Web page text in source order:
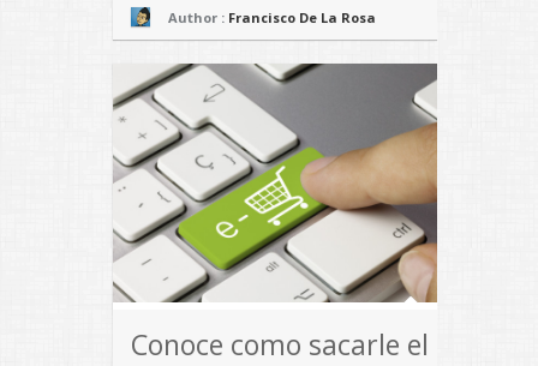
Author : Francisco De La Rosa
Conoce como sacarle el